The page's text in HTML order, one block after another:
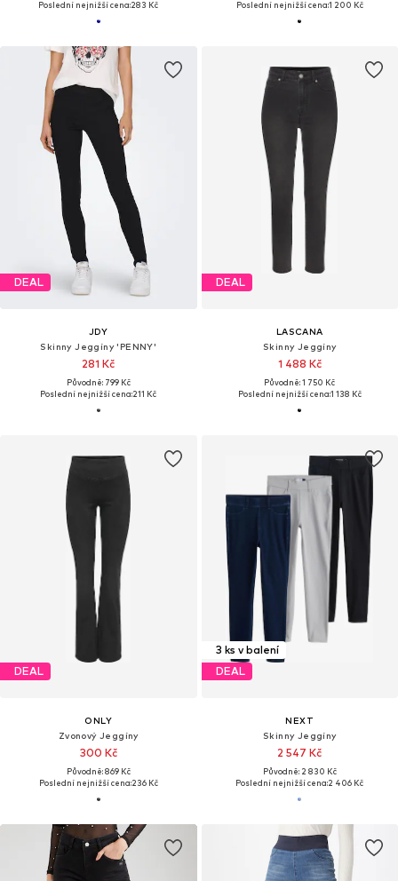
Poslední nejnižší cena:283 Kč
Poslední nejnižší cena:1 200 Kč
DEAL
JDY
Skinny Jeggíny 'PENNY'
281 Kč
Původně: 799 Kč
Poslední nejnižší cena:211 Kč
DEAL
LASCANA
Skinny Jeggíny
1 488 Kč
Původně: 1 750 Kč
Poslední nejnižší cena:1 138 Kč
DEAL
ONLY
Zvonový Jeggíny
300 Kč
Původně: 869 Kč
Poslední nejnižší cena:236 Kč
3 ks v balení
DEAL
NEXT
Skinny Jeggíny
2 547 Kč
Původně: 2 830 Kč
Poslední nejnižší cena:2 406 Kč